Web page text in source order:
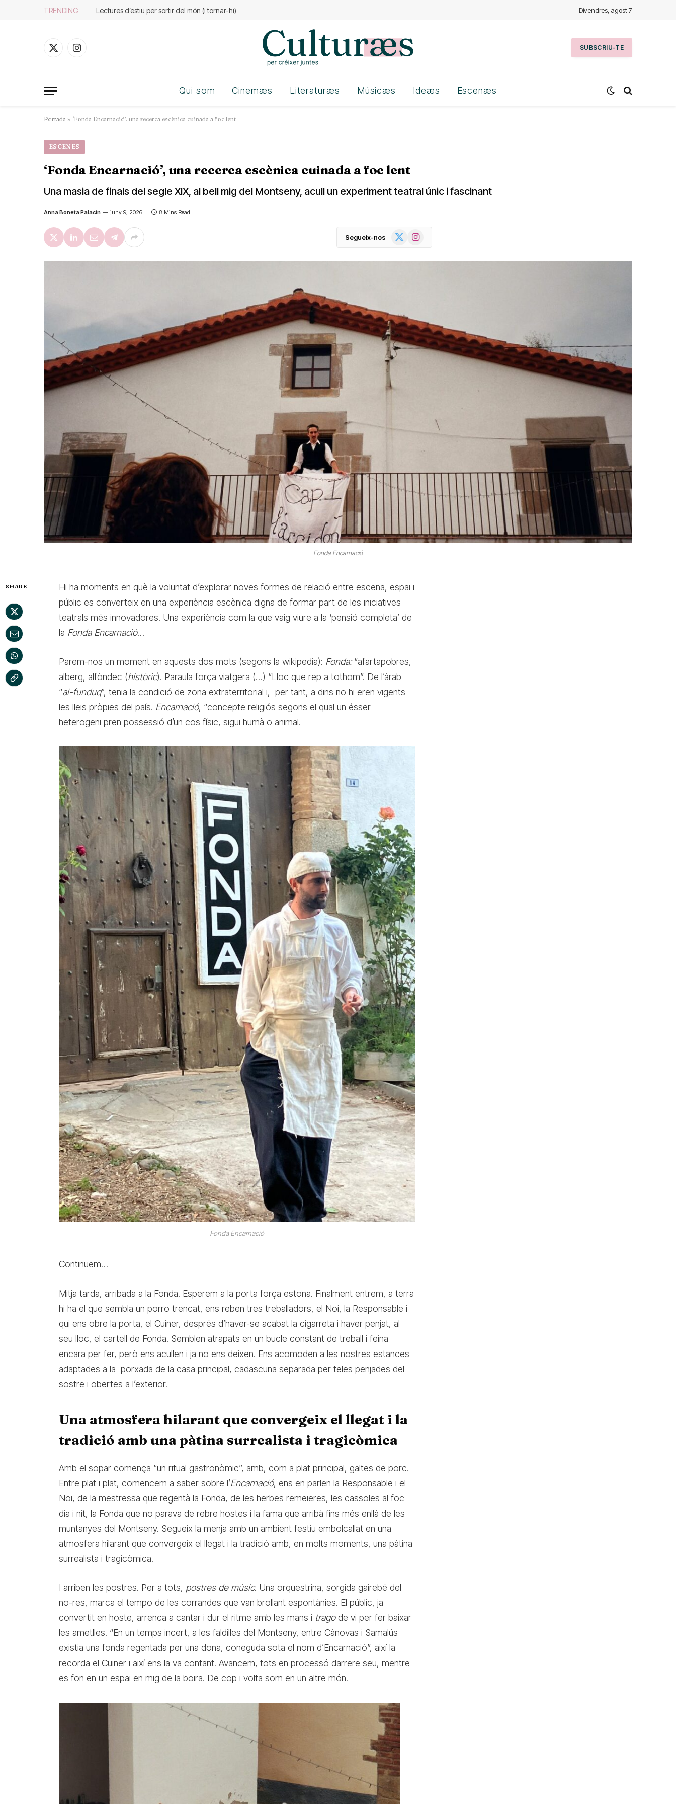
TRENDING L’Odissea de Nolan. Homer cavalca les onades cap a l’Oest Divendres, agost 7
X
Instagram
SUBSCRIU-TE
Qui som Cinemæs Literaturæs Músicæs Ideæs Escenæs
Portada » ‘Fonda Encarnació’, una recerca escènica cuinada a foc lent
ESCENES
‘Fonda Encarnació’, una recerca escènica cuinada a foc lent
Una masia de finals del segle XIX, al bell mig del Montseny, acull un experiment teatral únic i fascinant
Anna Boneta Palacín juny 9, 2026 8 Mins Read
Segueix-nos Instagram
Fonda Encarnació
SHARE
Hi ha moments en què la voluntat d’explorar noves formes de relació entre escena, espai i
públic es converteix en una experiència escènica digna de formar part de les iniciatives
teatrals més innovadores. Una experiència com la que vaig viure a la ‘pensió completa’ de
la Fonda Encarnació…
Parem-nos un moment en aquests dos mots (segons la wikipedia): Fonda:“afartapobres,
alberg, alfòndec (històric). Paraula força viatgera (…) “Lloc que rep a tothom”. De l’àrab
“al-funduq”, tenia la condició de zona extraterritorial i, per tant, a dins no hi eren vigents
les lleis pròpies del país. Encarnació, “concepte religiós segons el qual un ésser
heterogeni pren possessió d’un cos físic, sigui humà o animal.
Fonda Encarnació
Continuem…
Mitja tarda, arribada a la Fonda. Esperem a la porta força estona. Finalment entrem, a terra
hi ha el que sembla un porro trencat, ens reben tres treballadors, el Noi, la Responsable i
qui ens obre la porta, el Cuiner, després d’haver-se acabat la cigarreta i haver penjat, al
seu lloc, el cartell de Fonda. Semblen atrapats en un bucle constant de treball i feina
encara per fer, però ens acullen i ja no ens deixen. Ens acomoden a les nostres estances
adaptades a la porxada de la casa principal, cadascuna separada per teles penjades del
sostre i obertes a l’exterior.
Una atmosfera hilarant que convergeix el llegat i la
tradició amb una pàtina surrealista i tragicòmica
Amb el sopar comença “un ritual gastronòmic”, amb, com a plat principal, galtes de porc.
Entre plat i plat, comencem a saber sobre l’Encarnació, ens en parlen la Responsable i el
Noi, de la mestressa que regentà la Fonda, de les herbes remeieres, les cassoles al foc
dia i nit, la Fonda que no parava de rebre hostes i la fama que arribà fins més enllà de les
muntanyes del Montseny. Segueix la menja amb un ambient festiu embolcallat en una
atmosfera hilarant que convergeix el llegat i la tradició amb, en molts moments, una pàtina
surrealista i tragicòmica.
I arriben les postres. Per a tots, postres de músic. Una orquestrina, sorgida gairebé del
no-res, marca el tempo de les corrandes que van brollant espontànies. El públic, ja
convertit en hoste, arrenca a cantar i dur el ritme amb les mans i tragode vi per fer baixar
les ametlles. “En un temps incert, a les faldilles del Montseny, entre Cànovas i Samalús
existia una fonda regentada per una dona, coneguda sota el nom d’Encarnació”, així la
recorda el Cuiner i així ens la va contant. Avancem, tots en processó darrere seu, mentre
es fon en un espai en mig de la boira. De cop i volta som en un altre món.